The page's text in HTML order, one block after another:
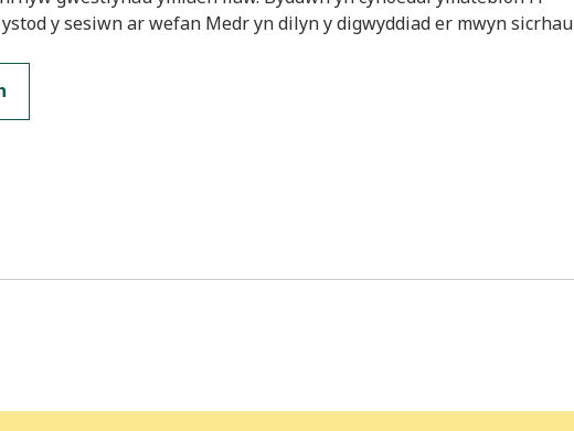
y sesiwn ar wefan Medr yn dilyn y digwyddiad er mwyn sicrhau